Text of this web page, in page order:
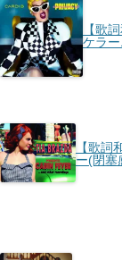
【歌
ケラ
【歌
ー(閉塞